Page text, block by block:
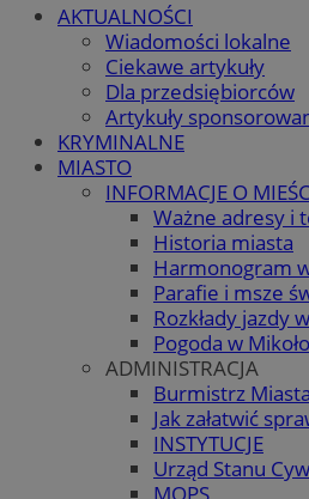
AKTUALNOŚCI
Wiadomości lokalne
Ciekawe artykuły
Dla przedsiębiorców
Artykuły
KRYMINALNE
MIASTO
INFORMACJE O
Ważne adresy i
Historia miasta
Harmonogram
Parafie i msze
Rozkłady jazdy
Pogoda w
ADMINISTRACJA
Burmistrz Miasta
Jak załatwić
INSTYTUCJE
Urząd Stanu